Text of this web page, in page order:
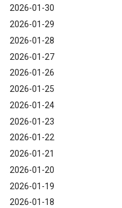
2026-01-30
2026-01-29
2026-01-28
2026-01-27
2026-01-26
2026-01-25
2026-01-24
2026-01-23
2026-01-22
2026-01-21
2026-01-20
2026-01-19
2026-01-18